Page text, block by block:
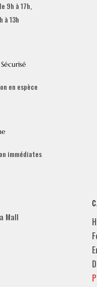
9h à 17h,
à 13h
en espèce
immédiates
Mall